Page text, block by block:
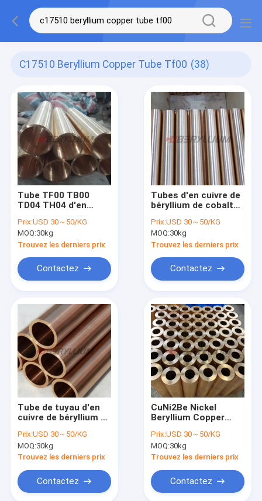
C17510 Beryllium Copper Tube Tf00 (38)
Tube TF00 TB00
TD04 TH04 d'en
C17510 DIN 2,0850
Prix:USD 30～50/KG
MOQ:30kg
Trouvez les derniers prix
Contactez
Tubes d'en cuivre de
béryllium de cobalt
des équipements de
soudage par
résistance
Prix:USD 30～50/KG
MOQ:30kg
Trouvez les derniers prix
Contactez
Tube de tuyau d'en
cuivre de béryllium de
l'industrie électrique
par ASTM B937
Prix:USD 30～50/KG
MOQ:30kg
Trouvez les derniers prix
Contactez
CuNi2Be Nickel
Beryllium Copper
Industry Application
Prix:USD 30～50/KG
MOQ:30kg
Trouvez les derniers prix
Contactez